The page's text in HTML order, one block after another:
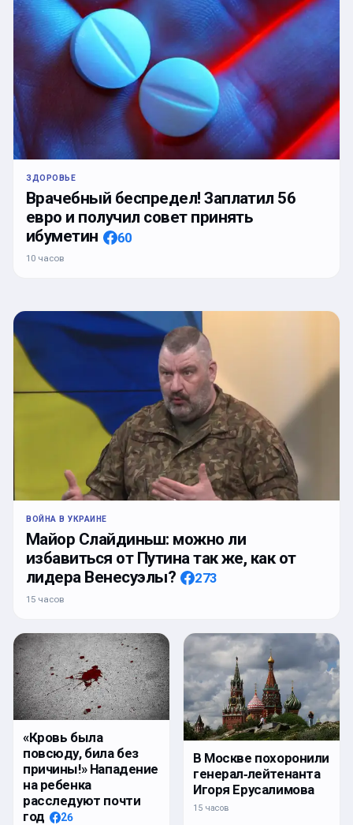
ЗДОРОВЬЕ
Врачебный беспредел! Заплатил 56
евро и получил совет принять
ибуметин
60
10 часов
ВОЙНА В УКРАИНЕ
Майор Слайдиньш: можно ли
избавиться от Путина так же, как от
лидера Венесуэлы?
273
15 часов
«Кровь была
повсюду, била без
причины!» Нападение
на ребенка
расследуют почти
год
26
В Москве похоронили
генерал‑лейтенанта
Игоря Ерусалимова
15 часов